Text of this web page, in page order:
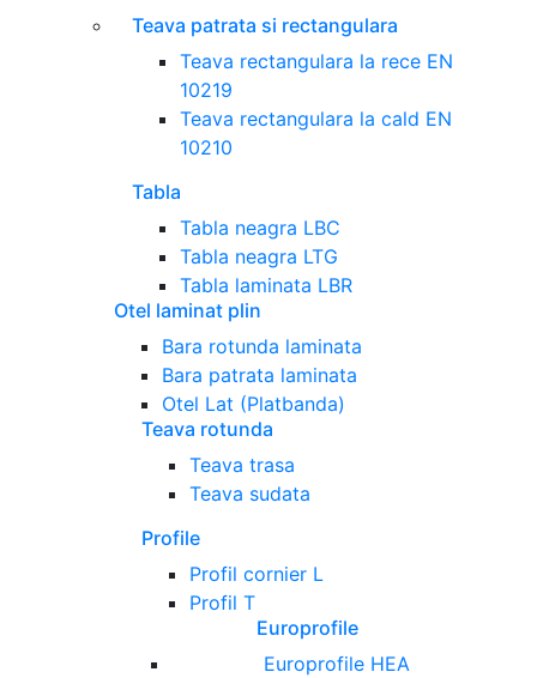
Teava patrata si rectangulara
Teava rectangulara la rece EN
10219
Teava rectangulara la cald EN
10210
Tabla
Tabla neagra LBC
Tabla neagra LTG
Tabla laminata LBR
Otel laminat plin
Bara rotunda laminata
Bara patrata laminata
Otel Lat (Platbanda)
Teava rotunda
Teava trasa
Teava sudata
Profile
Profil cornier L
Profil T
Europrofile
Europrofile HEA